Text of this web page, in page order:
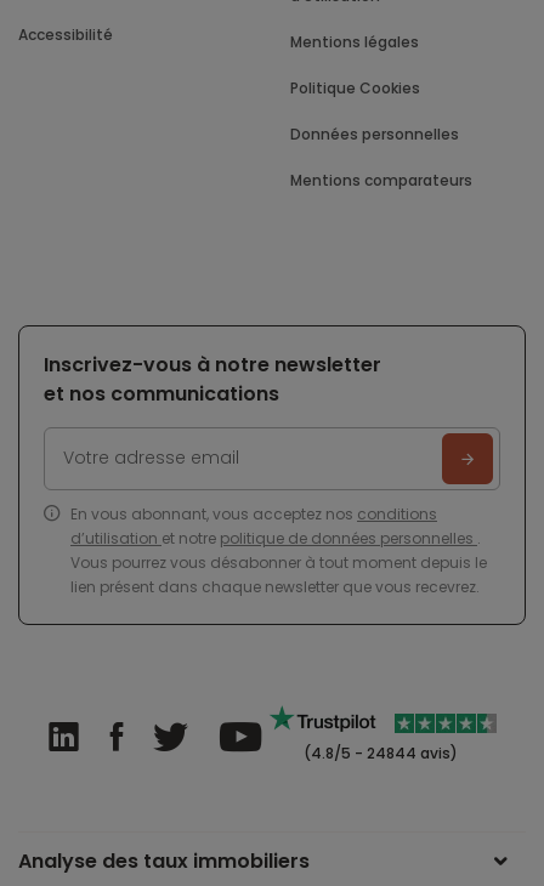
Accessibilité Mentions légales
Politique Cookies
Données personnelles
Mentions comparateurs
Inscrivez-vous à notre newsletter
et nos communications
En vous abonnant, vous acceptez nos conditions
d’utilisation et notre politique de données personnelles .
Vous pourrez vous désabonner à tout moment depuis le
lien présent dans chaque newsletter que vous recevrez.
(4.8/5 - 24844 avis)
Analyse des taux immobiliers